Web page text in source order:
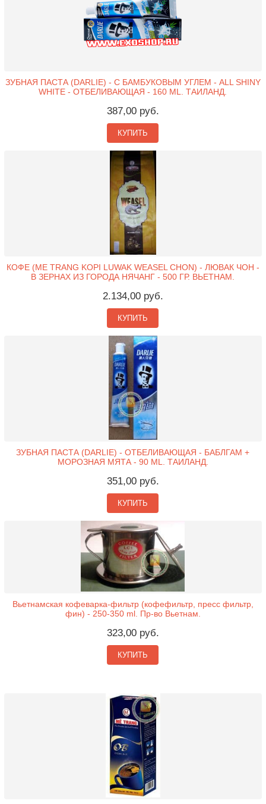
ЗУБНАЯ ПАСТА (DARLIE) - С БАМБУКОВЫМ УГЛЕМ - ALL SHINY
WHITE - ОТБЕЛИВАЮЩАЯ - 160 ML. ТАИЛАНД.
387,00 руб.
КУПИТЬ
КОФЕ (ME TRANG KOPI LUWAK WEASEL CHON) - ЛЮВАК ЧОН -
В ЗЕРНАХ ИЗ ГОРОДА НЯЧАНГ - 500 ГР. ВЬЕТНАМ.
2.134,00 руб.
КУПИТЬ
ЗУБНАЯ ПАСТА (DARLIE) - ОТБЕЛИВАЮЩАЯ - БАБЛГАМ +
МОРОЗНАЯ МЯТА - 90 ML. ТАИЛАНД.
351,00 руб.
КУПИТЬ
Вьетнамская кофеварка-фильтр (кофефильтр, пресс фильтр,
фин) - 250-350 ml. Пр-во Вьетнам.
323,00 руб.
КУПИТЬ